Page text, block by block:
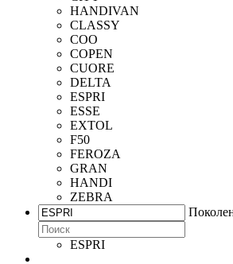
HANDIVAN
CLASSY
COO
COPEN
CUORE
DELTA
ESPRI
ESSE
EXTOL
F50
FEROZA
GRAN
HANDI
ZEBRA
ESPRI